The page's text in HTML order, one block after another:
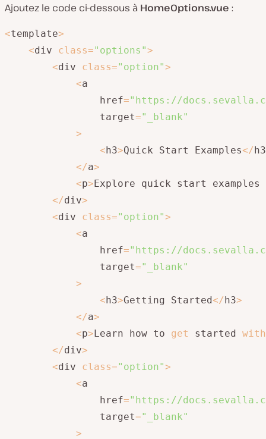
Ajoutez le code ci-dessous à HomeOptions.vue :
<template>
<div class="options">
<div class="option">
<a
                href
="https://
                target
="_blank"
>
<h3>Quick Start Examples</h3
</a>
<p>Explore quick start examples
</div>
<div class="option">
<a
                href
="https://
                target
="_blank"
>
<h3>Getting Started</h3>
</a>
<p>Learn how to get started with
</div>
<div class="option">
<a
                href
="https://
                target
="_blank"
>